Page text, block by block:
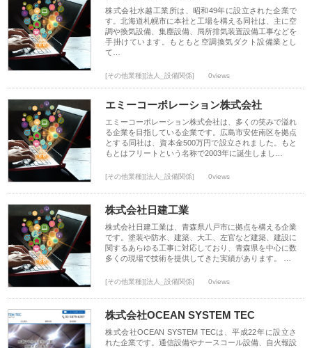
株式会社水越工業所は、昭和49年に設立された企業で
す。北海道札幌市に本社と工場を構える同社は、主に空
調や換気設備、集塵設備、局所排気装置設備工事などを
手掛けています。もともと空調換気ダクト設備業とし
て…
[その他業種][法人_設備関係] 0views
エミーコーポレーション株式会社
エミーコーポレーション株式会社は、多くの笑みで溢れ
る企業を目指している企業です。広島市安佐南区を拠点
とする同社は、資本金500万円で設立されました。もと
もとはフリートという名称で2003年に誕生しまし…
[その他業種][法人_設備関係] 0views
株式会社日建工業
株式会社日建工業は、青森県八戸市に拠点を構える企業
です。塗装や防水、建築、大工、左官など建築、建設に
関するあらゆる工事に対応しており、青森県を中心に数
多くの現場で技術を提供してきた実績があります。 …
[その他業種][法人_設備関係] 0views
株式会社OCEAN SYSTEM TEC
株式会社OCEAN SYSTEM TECは、平成22年に設立さ
れた企業です。通信設備やナースコール設備、自火報設